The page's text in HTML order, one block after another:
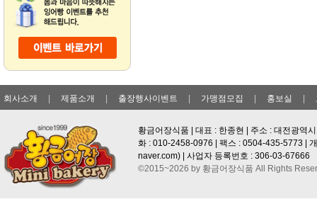
회사소개 제품소개 출장행사이벤트 가맹점모집 홍보실
황금어장식품 | 대표 : 한종현 | 주소 : 대전광역
화 : 010-2458-0976 | 팩스 : 0504-435-5773 |
naver.com) | 사업자 등록번호 : 306-03-67666
©2015~2026 by 황금어장식품 All Rights